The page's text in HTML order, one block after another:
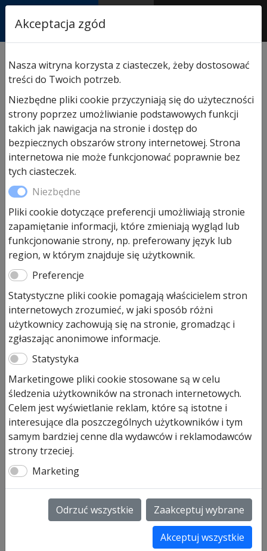
AUTORYZOWANY
PARTNER & SERWIS
Hormann/ Zewnętrzny radiowy sterownik kodowany
FCT 10-1 BS
Zewnętrzny radiowy sterownik
kodowany FCT 10-1 BS
763,00zł
Pozostało tylko: 1 (może być zamówiony)
Zewnętrzny
radiowy
sterownik
kodowany
FCT
10-
1
Dodaj do koszyka
Zewnętrzny radiowy sterownik
kodowany FCT 10‑1 BS
Zewnętrzny radiowy sterownik kodowany FCT 10‑1
BS, impulsowy, do obsługi nawet 10 napędów w
systemie BiSecure.
Podświetlana klawiatura zapewni komfort
użytkowania, również w nocy.
Estetyczna klapka ochronna, po otwarciu której
Akceptacja zgód
Nasza witryna korzysta z ciasteczek, żeby dostosować
treści do Twoich potrzeb.
Niezbędne pliki cookie przyczyniają się do użyteczności
strony poprzez umożliwianie podstawowych funkcji
takich jak nawigacja na stronie i dostęp do
bezpiecznych obszarów strony internetowej. Strona
internetowa nie może funkcjonować poprawnie bez
tych ciasteczek.
Niezbędne
Pliki cookie dotyczące preferencji umożliwiają stronie
zapamiętanie informacji, które zmieniają wygląd lub
funkcjonowanie strony, np. preferowany język lub
region, w którym znajduje się użytkownik.
Preferencje
Statystyczne pliki cookie pomagają właścicielem stron
internetowych zrozumieć, w jaki sposób różni
użytkownicy zachowują się na stronie, gromadząc i
zgłaszając anonimowe informacje.
Statystyka
Marketingowe pliki cookie stosowane są w celu
śledzenia użytkowników na stronach internetowych.
Celem jest wyświetlanie reklam, które są istotne i
interesujące dla poszczególnych użytkowników i tym
samym bardziej cenne dla wydawców i reklamodawców
strony trzeciej.
Marketing
Odrzuć wszystkie Zaakceptuj wybrane
Akceptuj wszystkie